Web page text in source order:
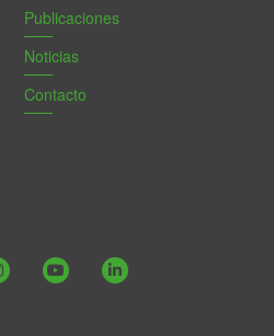
Publicaciones
Noticias
Contacto